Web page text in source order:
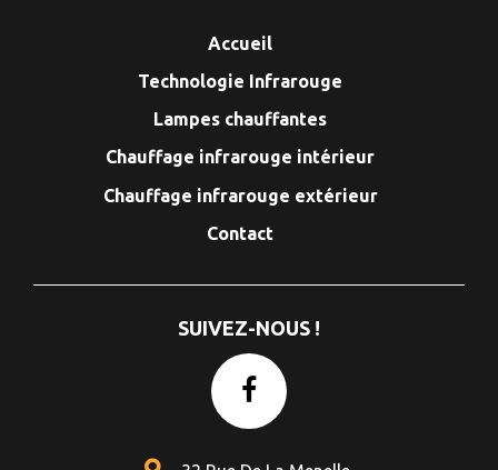
Accueil
Technologie Infrarouge
Lampes chauffantes
Chauffage infrarouge intérieur
Chauffage infrarouge extérieur
Contact
SUIVEZ-NOUS !